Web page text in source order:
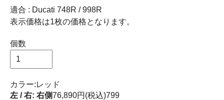
適合 : Ducati 748R / 998R
表示価格は1枚の価格となります。
個数
カラー:レッド
左 / 右: 右側76,890円(税込)799